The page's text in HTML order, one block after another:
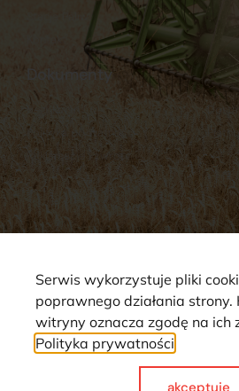
Dokumenty
Regulamin
Polityka prywatności
Reklamacje i zwroty
Strona wykorzystuje pliki cookie.
Serwis wykorzystuje pliki
poprawnego działania strony.
witryny oznacza zgodę na ich
Polityka prywatności
akceptuje